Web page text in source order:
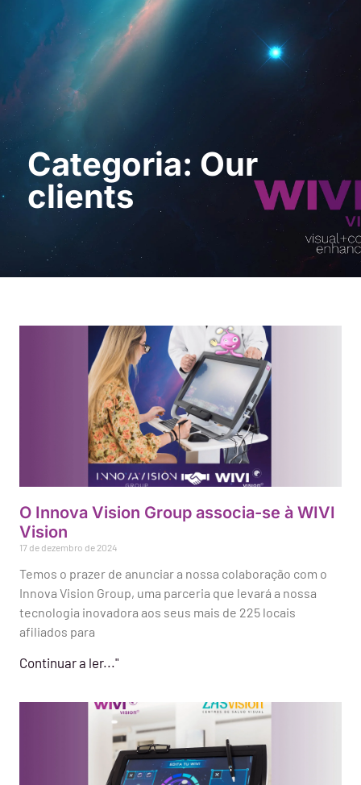
demonstração
Categoria: Our
clients
O Innova Vision Group associa-se à WIVI
Vision
17 de dezembro de 2024
Temos o prazer de anunciar a nossa colaboração com o
Innova Vision Group, uma parceria que levará a nossa
tecnologia inovadora aos seus mais de 225 locais
afiliados para
Continuar a ler..."